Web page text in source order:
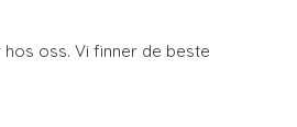
oss. Vi finner de beste